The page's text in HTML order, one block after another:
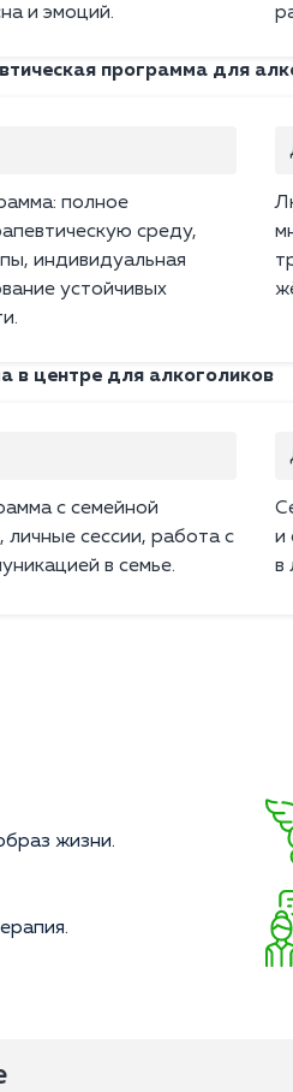
и эмоций.
программа для
полное
среду,
индивидуальная
устойчивых
в центре для алкоголиков
с семейной
личные сессии, работа с
в семье.
и
в
жизни.